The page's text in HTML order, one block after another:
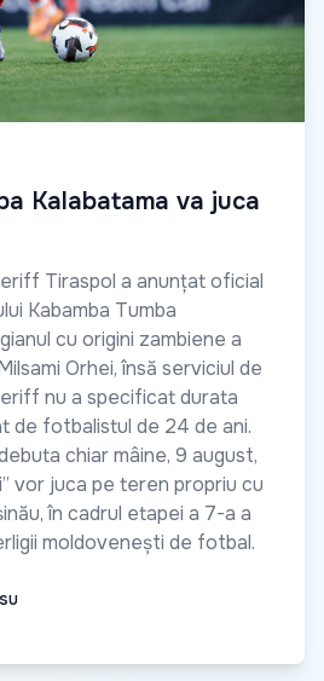
Kalabatama va juca
Tiraspol a anunțat oficial
Kabamba Tumba
cu origini zambiene a
Orhei, însă serviciul de
nu a specificat durata
de fotbalistul de 24 de ani.
chiar mâine, 9 august,
vor juca pe teren propriu cu
în cadrul etapei a 7-a a
moldovenești de fotbal.